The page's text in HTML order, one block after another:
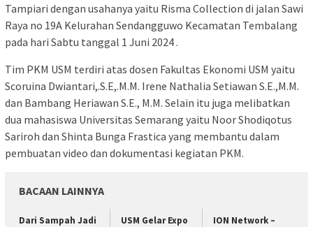
Tampiari dengan usahanya yaitu Risma Collection di jalan Sawi
Raya no 19A Kelurahan Sendangguwo Kecamatan Tembalang
pada hari Sabtu tanggal 1 Juni 2024 .
Tim PKM USM terdiri atas dosen Fakultas Ekonomi USM yaitu
Scoruina Dwiantari,.S.E,.M.M. Irene Nathalia Setiawan S.E.,M.M.
dan Bambang Heriawan S.E., M.M. Selain itu juga melibatkan
dua mahasiswa Universitas Semarang yaitu Noor Shodiqotus
Sariroh dan Shinta Bunga Frastica yang membantu dalam
pembuatan video dan dokumentasi kegiatan PKM.
BACAAN LAINNYA
Dari Sampah Jadi
USM Gelar Expo
ION Network –